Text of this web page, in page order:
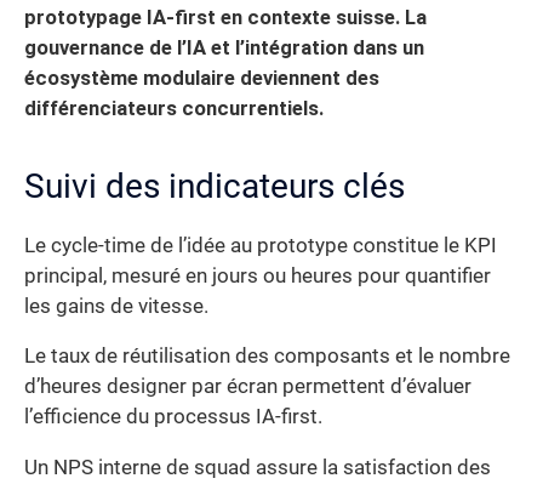
prototypage IA-first en contexte suisse. La
gouvernance de l’IA et l’intégration dans un
écosystème modulaire deviennent des
différenciateurs concurrentiels.
Suivi des indicateurs clés
Le cycle-time de l’idée au prototype constitue le KPI
principal, mesuré en jours ou heures pour quantifier
les gains de vitesse.
Le taux de réutilisation des composants et le nombre
d’heures designer par écran permettent d’évaluer
l’efficience du processus IA-first.
Un NPS interne de squad assure la satisfaction des